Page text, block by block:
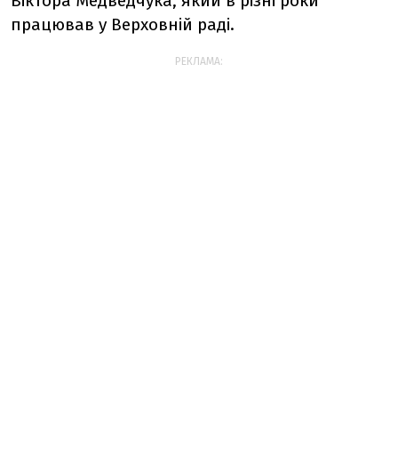
працював у Верховній раді.
РЕКЛАМА: